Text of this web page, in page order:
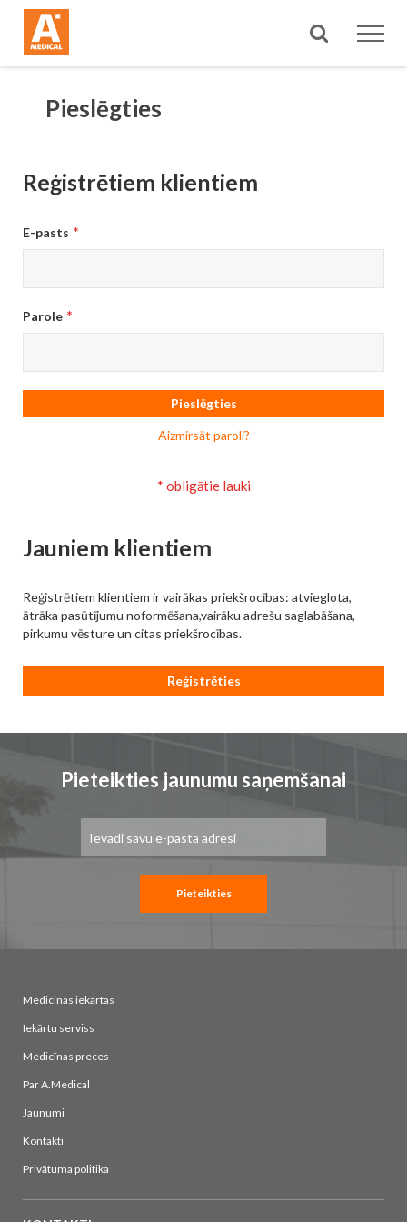
Meklēt
Pieslēgties
Reģistrētiem klientiem
E-pasts
Parole
Pieslēgties
Aizmirsāt paroli?
Jauniem klientiem
Reģistrētiem klientiem ir vairākas priekšrocības: atvieglota,
ātrāka pasūtījumu noformēšana,vairāku adrešu saglabāšana,
pirkumu vēsture un citas priekšrocības.
Reģistrēties
Pieteikties jaunumu saņemšanai
saņemšanai:
Pieteikties
Medicīnas iekārtas
Iekārtu serviss
Medicīnas preces
Par A.Medical
Jaunumi
Kontakti
Privātuma politika